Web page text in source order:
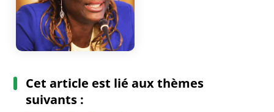
Cet article est lié aux thèmes
suivants :